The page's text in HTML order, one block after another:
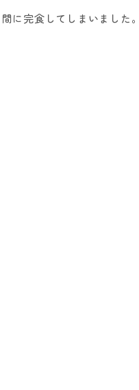
に完食してしまいました